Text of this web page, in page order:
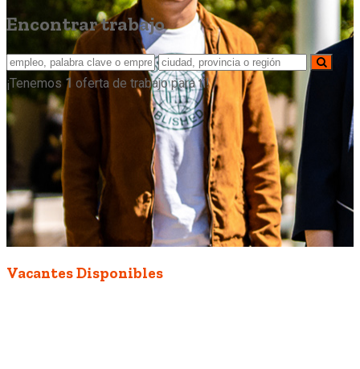
Encontrar trabajo
¡Tenemos 1 oferta de trabajo para ti!
Vacantes Disponibles